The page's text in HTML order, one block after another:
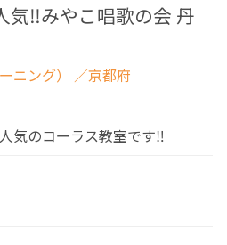
気‼︎みやこ唱歌の会 丹
ニング） ／京都府
気のコーラス教室です‼︎